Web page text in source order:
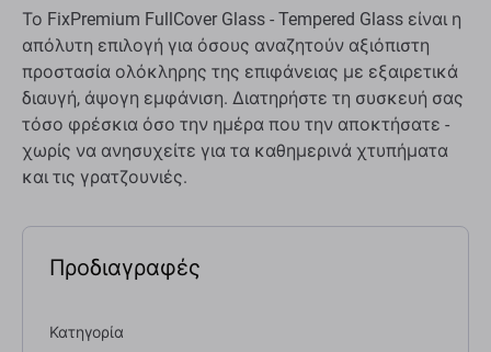
Το FixPremium FullCover Glass - Tempered Glass είναι η
απόλυτη επιλογή για όσους αναζητούν αξιόπιστη
προστασία ολόκληρης της επιφάνειας με εξαιρετικά
διαυγή, άψογη εμφάνιση. Διατηρήστε τη συσκευή σας
τόσο φρέσκια όσο την ημέρα που την αποκτήσατε -
χωρίς να ανησυχείτε για τα καθημερινά χτυπήματα
και τις γρατζουνιές.
Προδιαγραφές
Κατηγορία